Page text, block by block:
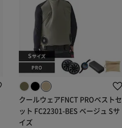
クールウェアFNCT PROベストセ
ット FC22301-BES ベージュ Sサ
イズ